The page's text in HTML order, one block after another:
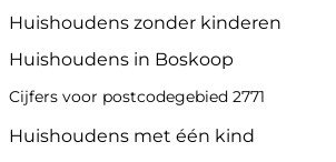
Huishoudens zonder kinderen
Huishoudens in Boskoop
Cijfers voor postcodegebied 2771
Huishoudens met één kind